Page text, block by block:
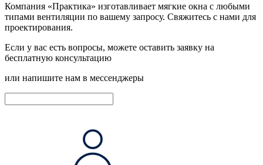
Компания «Практика» изготавливает мягкие окна с любыми
типами вентиляции по вашему запросу. Свяжитесь с нами для
проектирования.
Если у вас есть вопросы, можете оставить заявку на
бесплатную консультацию
или напишите нам в мессенджеры